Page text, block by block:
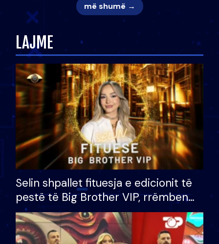
më shumë →
LAJME
Selin shpallet fituesja e edicionit të
pestë të Big Brother VIP, rrëmben
çmimin e madh prej 100 mijë eurosh